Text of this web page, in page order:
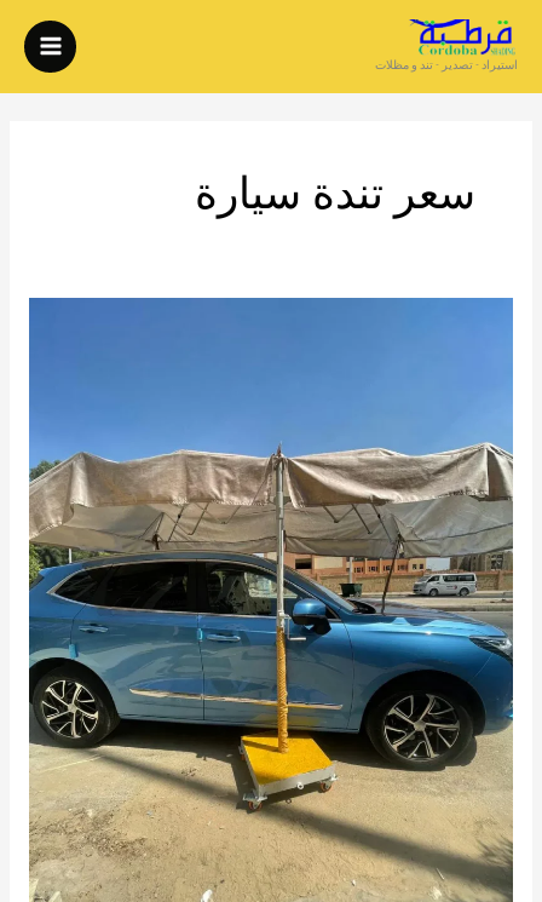
تخطي
المحتوى
استيراد - تصدير - تند و مظلات
سعر تندة سيارة